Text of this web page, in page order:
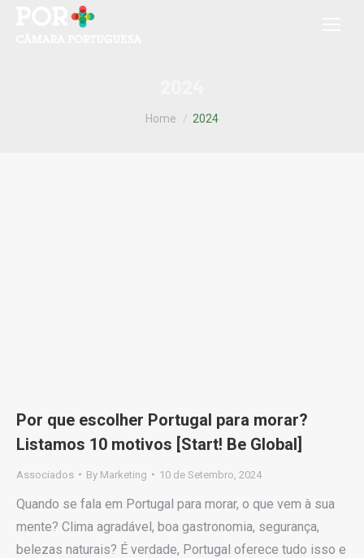
You are here:
Home 2024
Por que escolher Portugal para morar?
Listamos 10 motivos [Start! Be Global]
Associados By Marketing 10 de Setembro, 2024
Quando se fala em Portugal para morar, o que vem à sua
mente? Clima agradável, boa gastronomia, segurança,
belezas naturais? É verdade, Portugal oferece tudo isso e